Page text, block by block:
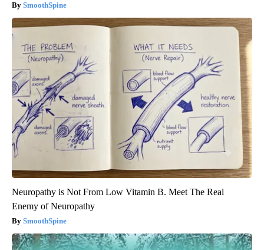
SmoothSpine
Neuropathy is Not From Low Vitamin B. Meet The Real
Enemy of Neuropathy
SmoothSpine